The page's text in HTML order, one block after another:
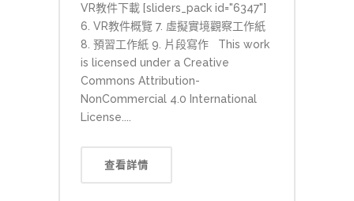
VR教件下載 [sliders_pack id="6347"]
6. VR教件概覽 7. 虛擬實境觀察工作紙
8. 預習工作紙 9. 片段寫作 This work
is licensed under a Creative
Commons Attribution-
NonCommercial 4.0 International
License....
查看詳情